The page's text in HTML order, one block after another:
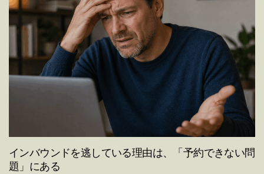
インバウンドを逃している理由は、「予約できない問
題」にある